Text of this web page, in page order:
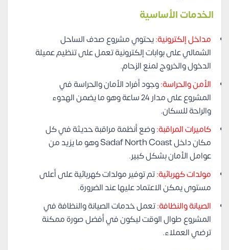
الخدمات الأساسية
مداخل إلكترونية:يحتوي مشروع صدف الساحل
الشمالي على بوابات إلكترونية تعمل على تنظيم عميلة
الدخول والخروج لمنع الزحام.
الأمن والحراسة:وجود أفراد الأمان والحراسة في
المشروع على مدار 24 ساعة وهو ما يضمن الهدوء
والراحة للسكان.
كاميرات المراقبة:وضع أنظمة مراقبة حديثة في كل
مكان داخل Sadaf North Coast وهو ما يزيد من
عوامل الأمان بشكل كبير.
مولدات كهربائية:تم توفير مولدات كهربائية على أعلى
مستوى يمكن الاعتماد عليها عند الضرورة.
الصيانة والنظافة:تعمل خدمات الصيانة والنظافة في
المشروع طوال الوقت ليكون في أفضل صورة ممكنة
ترضي العملاء.